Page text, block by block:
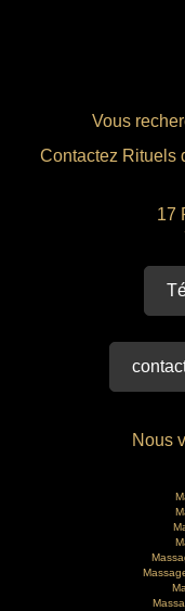
Vous
Contactez Rituels
17
Nous